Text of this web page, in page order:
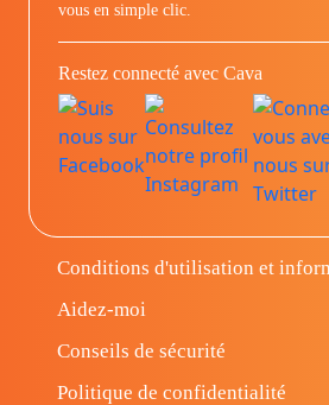
vous en simple clic.
Restez connecté avec Cava
Conditions d'utilisation et
Aidez-moi
Conseils de sécurité
Politique de confidentialité